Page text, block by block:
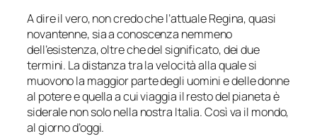
A dire il vero, non credo che l’attuale Regina, quasi
novantenne, sia a conoscenza nemmeno
dell’esistenza, oltre che del significato, dei due
termini. La distanza tra la velocità alla quale si
muovono la maggior parte degli uomini e delle donne
al potere e quella a cui viaggia il resto del pianeta è
siderale non solo nella nostra Italia. Così va il mondo,
al giorno d’oggi.